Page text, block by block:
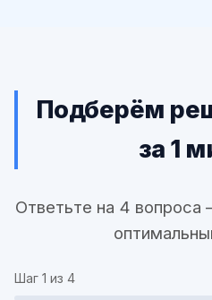
Подберём
за 1
Ответьте на 4
Шаг 1 из 4